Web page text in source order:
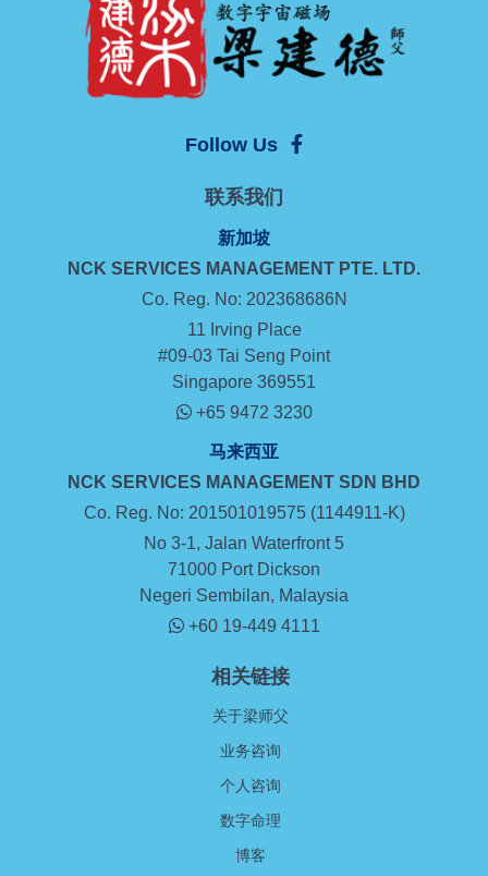
Follow Us
联系我们
新加坡
NCK SERVICES MANAGEMENT PTE. LTD.
Co. Reg. No: 202368686N
11 Irving Place
#09-03 Tai Seng Point
Singapore 369551
+65 9472 3230
马来西亚
NCK SERVICES MANAGEMENT SDN BHD
Co. Reg. No: 201501019575 (1144911-K)
No 3-1, Jalan Waterfront 5
71000 Port Dickson
Negeri Sembilan, Malaysia
+60 19-449 4111
相关链接
关于梁师父
业务咨询
个人咨询
数字命理
博客